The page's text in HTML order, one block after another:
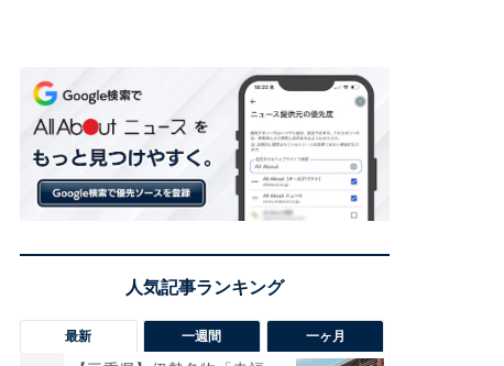
最新 一週間 一ヶ月